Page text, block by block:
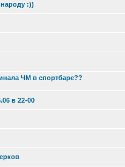
:))
ЧМ в спортбаре??
в 22-00